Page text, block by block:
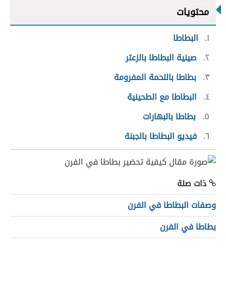
محتويات
١
البطاطا
٢ صينية البطاطا بالزعتر
٣ بطاطا باللحمة المفرومة
٤
البطاطا مع الطحينية
٥ بطاطا بالبهارات
٦ فيديو البطاطا بالجبنة
ذات صلة
وصفات البطاطا في الفرن
بطاطا في الفرن